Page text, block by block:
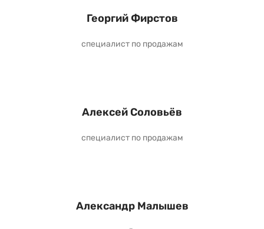
Георгий Фирстов
специалист по продажам
Алексей Соловьёв
специалист по продажам
Александр Малышев